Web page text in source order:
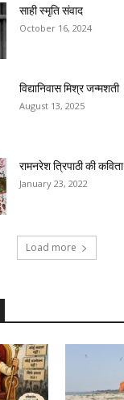
‌साही स्मृति संवाद
October 16, 2024
विद्यानिवास मिश्र जन्मशती
August 13, 2025
रामनरेश त्रिपाठी की कविता
January 23, 2022
Load more